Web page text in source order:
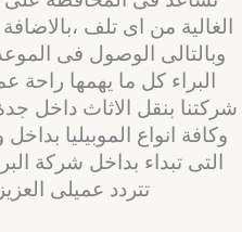
الغالية من اى تلف
وبالتالى الوصول فى
البراء كل ما يهمها راحة
بنقل الاثاث داخل
وكافة انواع الموبيليا
تتردد عميلى